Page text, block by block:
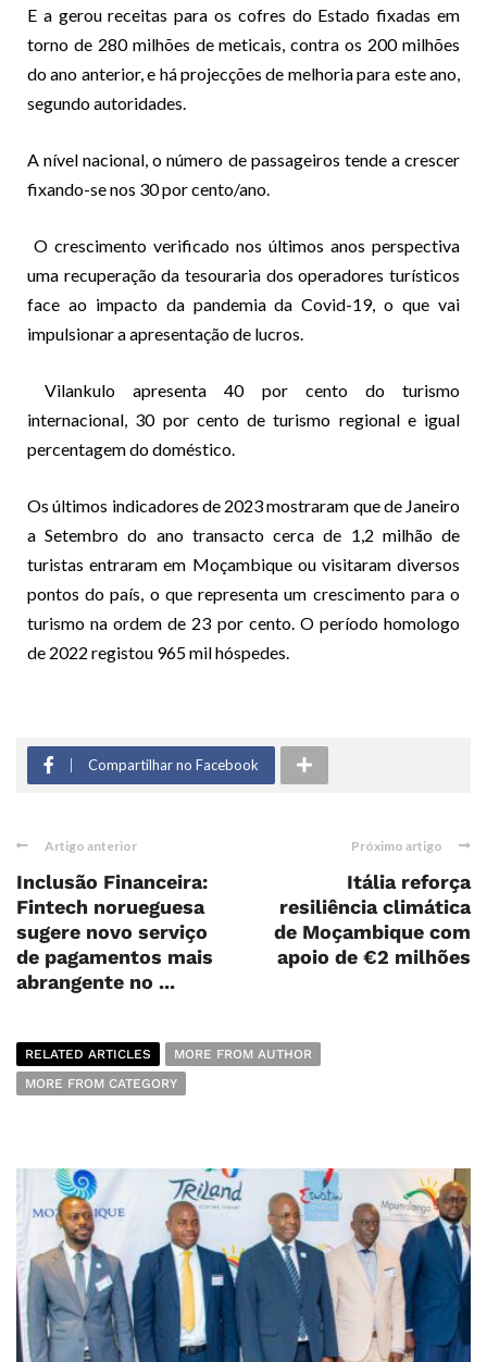
E a gerou receitas para os cofres do Estado fixadas em
torno de 280 milhões de meticais, contra os 200 milhões
do ano anterior, e há projecções de melhoria para este ano,
segundo autoridades.
A nível nacional, o número de passageiros tende a crescer
fixando-se nos 30 por cento/ano.
O crescimento verificado nos últimos anos perspectiva
uma recuperação da tesouraria dos operadores turísticos
face ao impacto da pandemia da Covid-19, o que vai
impulsionar a apresentação de lucros.
Vilankulo apresenta 40 por cento do turismo
internacional, 30 por cento de turismo regional e igual
percentagem do doméstico.
Os últimos indicadores de 2023 mostraram que de Janeiro
a Setembro do ano transacto cerca de 1,2 milhão de
turistas entraram em Moçambique ou visitaram diversos
pontos do país, o que representa um crescimento para o
turismo na ordem de 23 por cento. O período homologo
de 2022 registou 965 mil hóspedes.
Compartilhar no Facebook
Artigo anterior
Inclusão Financeira:
Fintech norueguesa
sugere novo serviço
de pagamentos mais
abrangente no ...
Próximo artigo
Itália reforça
resiliência climática
de Moçambique com
apoio de €2 milhões
RELATED ARTICLES
MORE FROM AUTHOR
MORE FROM CATEGORY